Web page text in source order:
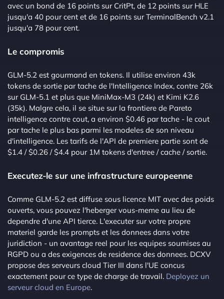
avec un bond de 16 points sur CritPt, de 12 points sur HLE
jusqu'a 40 pour cent et de 16 points sur TerminalBench v2.1
jusqu'a 78 pour cent.
Le compromis
GLM-5.2 est gourmand en tokens. Il utilise environ 43k
tokens de sortie par tache de l'Intelligence Index, contre 26k
sur GLM-5.1 et plus que MiniMax-M3 (24k) et Kimi K2.6
(35k). Malgre cela, il se situe sur la frontiere de Pareto
intelligence contre cout, a environ $0.46 par tache - le cout
par tache le plus bas parmi les modeles de son niveau
d'intelligence. Les tarifs de l'API de premiere partie sont de
$1.4 / $0.26 / $4.4 pour 1M tokens d'entree / cache / sortie.
Executez-le sur une infrastructure europeenne
Comme GLM-5.2 est diffuse sous licence MIT avec des poids
ouverts, vous pouvez l'heberger vous-meme au lieu de
dependre d'une API tierce. L'executer sur votre propre
materiel garde les prompts et les donnees dans votre
juridiction - un avantage reel pour les equipes soumises au
RGPD ou a des exigences de residence des donnees. DCXV
propose des serveurs cloud Tier III dans l'UE concus
exactement pour ce type de charge de travail. Deployez un
serveur cloud en Europe.